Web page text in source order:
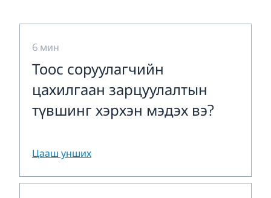
6 мин
Тоос соруулагчийн
цахилгаан зарцуулалтын
түвшинг хэрхэн мэдэх вэ?
Цааш унших